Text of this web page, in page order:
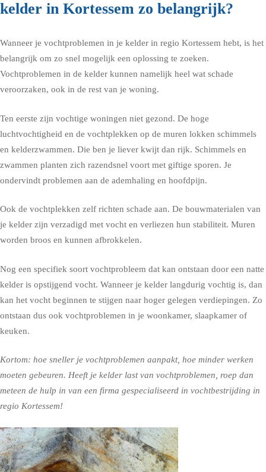
kelder in Kortessem zo belangrijk?
Wanneer je vochtproblemen in je kelder in regio Kortessem hebt, is het
belangrijk om zo snel mogelijk een oplossing te zoeken.
Vochtproblemen in de kelder kunnen namelijk heel wat schade
veroorzaken, ook in de rest van je woning.
Ten eerste zijn vochtige woningen niet gezond. De hoge
luchtvochtigheid en de vochtplekken op de muren lokken schimmels
en kelderzwammen. Die ben je liever kwijt dan rijk. Schimmels en
zwammen planten zich razendsnel voort met giftige sporen. Je
ondervindt problemen aan de ademhaling en hoofdpijn.
Ook de vochtplekken zelf richten schade aan. De bouwmaterialen van
je kelder zijn verzadigd met vocht en verliezen hun stabiliteit. Muren
worden broos en kunnen afbrokkelen.
Nog een specifiek soort vochtprobleem dat kan ontstaan door een natte
kelder is opstijgend vocht. Wanneer je kelder langdurig vochtig is, dan
kan het vocht beginnen te stijgen naar hoger gelegen verdiepingen. Zo
ontstaan dus ook vochtproblemen in je woonkamer, slaapkamer of
keuken.
Kortom: hoe sneller je vochtproblemen aanpakt, hoe minder werken
moeten gebeuren. Heeft je kelder last van vochtproblemen, roep dan
meteen de hulp in van een firma gespecialiseerd in vochtbestrijding in
regio Kortessem!